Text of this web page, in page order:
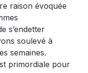
raison évoquée
s’endetter
soulevé à
semaines.
primordiale pour